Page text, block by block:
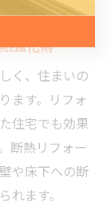
強化術
く、住まいの
ます。リフォ
住宅でも効果
断熱リフォー
や床下への断
ます。